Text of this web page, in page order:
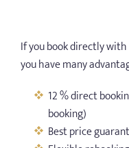
LIVING
FOOD & DRINKS
CELEBRATIONS &
If you book directly
you have many
12 % direct
booking)
Best price